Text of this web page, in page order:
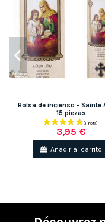
Bolsa de incienso - Sainte
15 piezas
3,95 €
Añadir al carrito